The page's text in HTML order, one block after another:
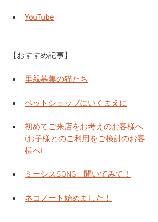
YouTube
【おすすめ記事】
里親募集の猫たち
ペットショップにいくまえに
初めてご来店をお考えのお客様へ
(お子様とのご利用をご検討のお客
様へ)
ミーシスSONG　聞いてみて！
ネコノート始めました！